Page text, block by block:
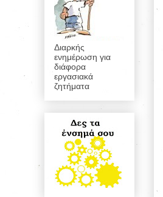
Διαρκής
ενημέρωση για
διάφορα
εργασιακά
ζητήματα